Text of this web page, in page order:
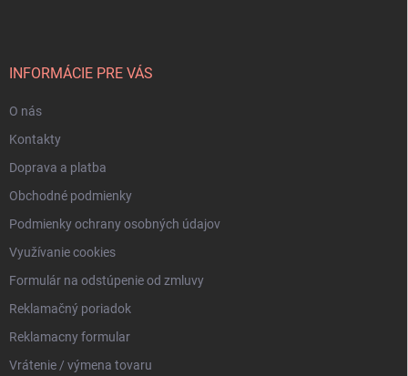
INFORMÁCIE PRE VÁS
O nás
Kontakty
Doprava a platba
Obchodné podmienky
Podmienky ochrany osobných údajov
Využívanie cookies
Formulár na odstúpenie od zmluvy
Reklamačný poriadok
Reklamacny formular
Vrátenie / výmena tovaru